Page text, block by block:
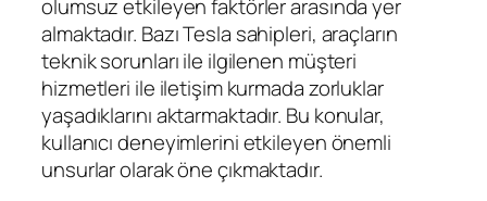
olumsuz etkileyen faktörler arasında yer
almaktadır. Bazı Tesla sahipleri, araçların
teknik sorunları ile ilgilenen müşteri
hizmetleri ile iletişim kurmada zorluklar
yaşadıklarını aktarmaktadır. Bu konular,
kullanıcı deneyimlerini etkileyen önemli
unsurlar olarak öne çıkmaktadır.